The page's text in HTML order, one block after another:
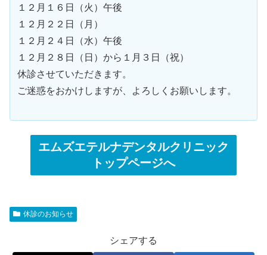
１２月１６日（火）午後
１２月２２日（月）
１２月２４日（水）午後
１２月２８日（日）から１月３日（祝）
休診させていただきます。
ご迷惑をおかけしますが、よろしくお願いします。
エムズエテルナデンタルクリニック
トップページへ
休診のお知らせ
シェアする